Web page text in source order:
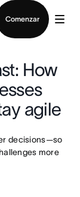
Comenzar
How
agile
decisions—so
more